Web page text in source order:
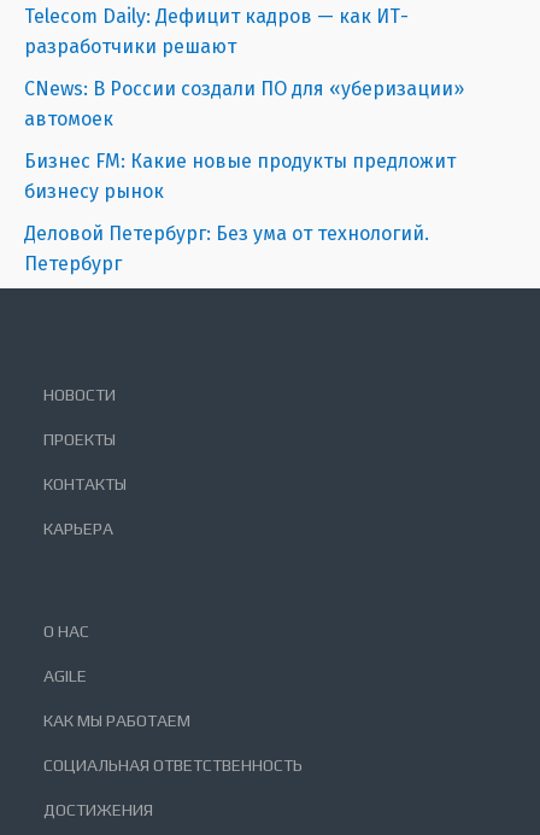
Telecom Daily: Дефицит кадров — как ИТ-
разработчики решают
CNews: В России создали ПО для «уберизации»
автомоек
Бизнес FM: Какие новые продукты предложит
бизнесу рынок
Деловой Петербург: Без ума от технологий.
Петербург
НОВОСТИ
ПРОЕКТЫ
КОНТАКТЫ
КАРЬЕРА
О НАС
AGILE
КАК МЫ РАБОТАЕМ
СОЦИАЛЬНАЯ ОТВЕТСТВЕННОСТЬ
ДОСТИЖЕНИЯ